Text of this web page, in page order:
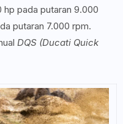
hp pada putaran 9.000
putaran 7.000 rpm.
DQS (Ducati Quick